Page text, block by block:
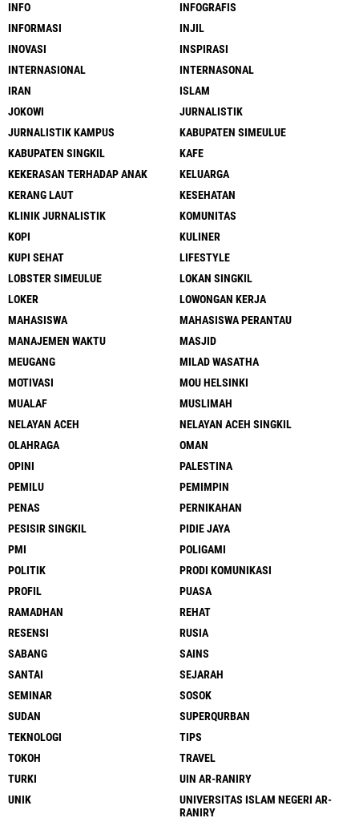
INFO
INFOGRAFIS
INFORMASI
INJIL
INOVASI
INSPIRASI
INTERNASIONAL
INTERNASONAL
IRAN
ISLAM
JOKOWI
JURNALISTIK
JURNALISTIK KAMPUS
KABUPATEN SIMEULUE
KABUPATEN SINGKIL
KAFE
KEKERASAN TERHADAP ANAK
KELUARGA
KERANG LAUT
KESEHATAN
KLINIK JURNALISTIK
KOMUNITAS
KOPI
KULINER
KUPI SEHAT
LIFESTYLE
LOBSTER SIMEULUE
LOKAN SINGKIL
LOKER
LOWONGAN KERJA
MAHASISWA
MAHASISWA PERANTAU
MANAJEMEN WAKTU
MASJID
MEUGANG
MILAD WASATHA
MOTIVASI
MOU HELSINKI
MUALAF
MUSLIMAH
NELAYAN ACEH
NELAYAN ACEH SINGKIL
OLAHRAGA
OMAN
OPINI
PALESTINA
PEMILU
PEMIMPIN
PENAS
PERNIKAHAN
PESISIR SINGKIL
PIDIE JAYA
PMI
POLIGAMI
POLITIK
PRODI KOMUNIKASI
PROFIL
PUASA
RAMADHAN
REHAT
RESENSI
RUSIA
SABANG
SAINS
SANTAI
SEJARAH
SEMINAR
SOSOK
SUDAN
SUPERQURBAN
TEKNOLOGI
TIPS
TOKOH
TRAVEL
TURKI
UIN AR-RANIRY
UNIK
UNIVERSITAS ISLAM NEGERI AR-
RANIRY